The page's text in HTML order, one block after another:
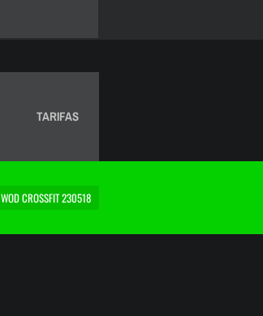
TARIFAS
WOD CROSSFIT 230518